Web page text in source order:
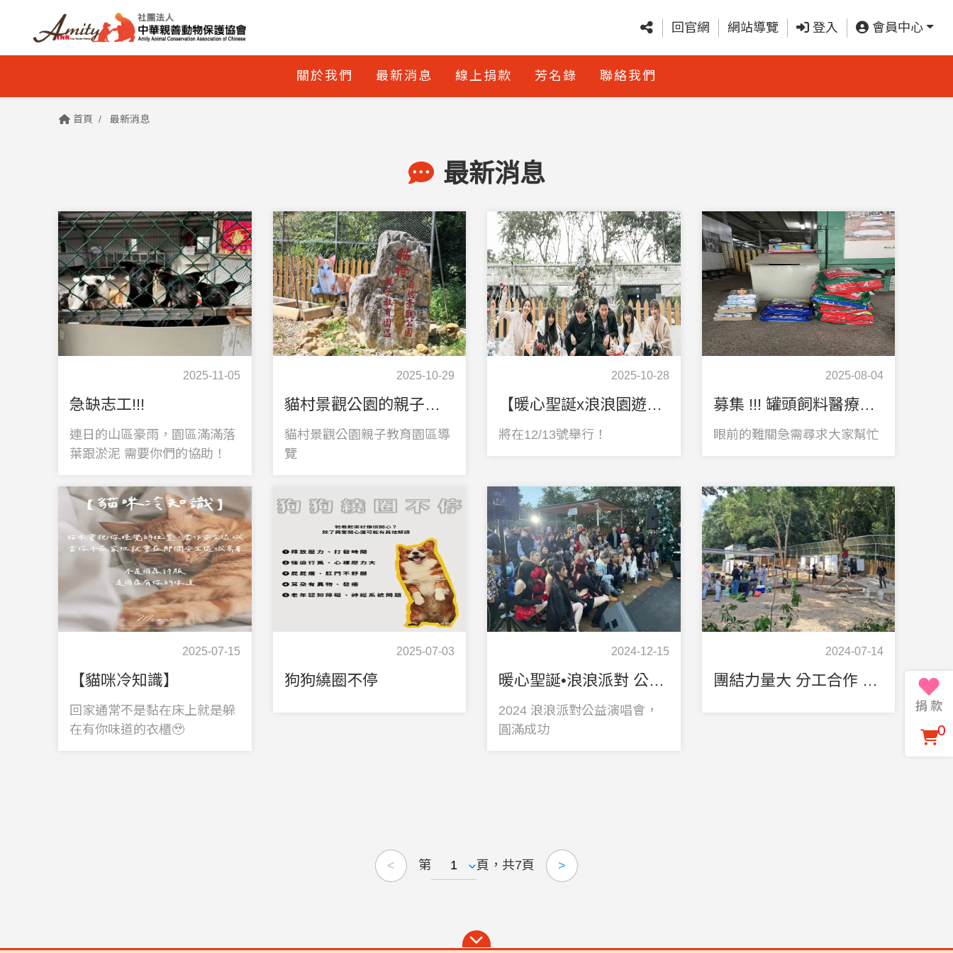
回官網 網站導覽 登入 會員中心
關於我們 最新消息 線上捐款 芳名錄 聯絡我們
首頁 最新消息
最新消息
2025-11-05
急缺志工!!!
連日的山區豪雨，園區滿滿落
葉跟淤泥 需要你們的協助！
2025-10-29
貓村景觀公園的親子教育園區導覽
貓村景觀公園親子教育園區導
覽
2025-10-28
【暖心聖誕x浪浪園遊會 （一日園長體驗）】將在12/13號舉行！
將在12/13號舉行！
2025-08-04
募集 !!! 罐頭飼料醫療費保健品
眼前的難關急需尋求大家幫忙
2025-07-15
【貓咪冷知識】
回家通常不是黏在床上就是躲
在有你味道的衣櫃🥹
2025-07-03
狗狗繞圈不停
2024-12-15
暖心聖誕•浪浪派對 公益演唱會圓滿成功
2024 浪浪派對公益演唱會，
圓滿成功
2024-07-14
團結力量大 分工合作 人定勝天 最美的景色
< 第 頁，共7頁 >
0